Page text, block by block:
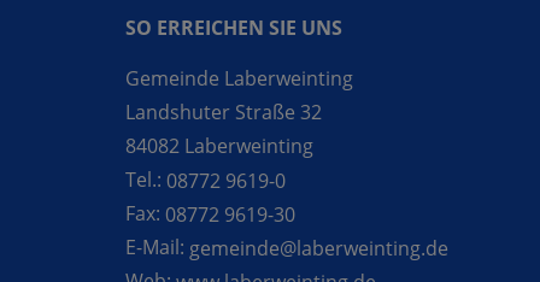
SO ERREICHEN SIE UNS
Gemeinde Laberweinting
Landshuter Straße 32
84082 Laberweinting
Tel.: 08772 9619-0
Fax: 08772 9619-30
E-Mail: gemeinde@laberweinting.de